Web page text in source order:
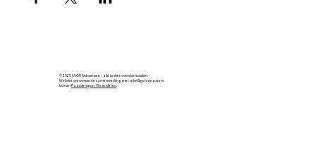
© 2025 k.VOR Antwerpen – alle rechten voorbehouden.
Website ontworpen in samenwerking met vrijwilligers en ruiters.
Lid vanPaardensport Vlaanderen